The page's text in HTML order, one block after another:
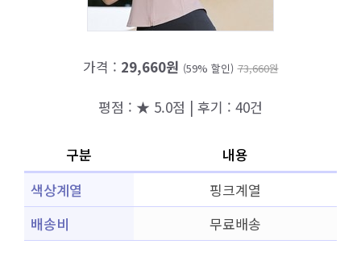
가격 : 29,660원 (59% 할인) 73,660원
평점 : ★ 5.0점 | 후기 : 40건
구분
내용
색상계열
핑크계열
배송비
무료배송